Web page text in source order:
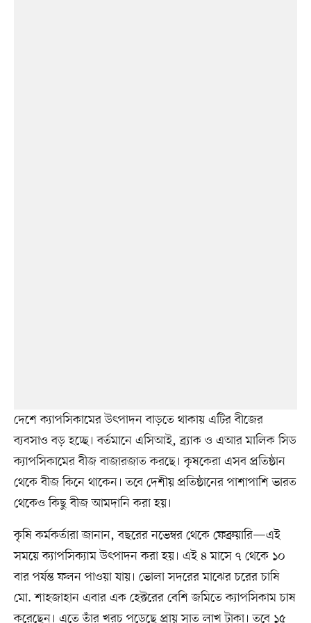
দেশে ক্যাপসিকামের উৎপাদন বাড়তে থাকায় এটির বীজের
ব্যবসাও বড় হচ্ছে। বর্তমানে এসিআই, ব্র্যাক ও এআর মালিক সিড
ক্যাপসিকামের বীজ বাজারজাত করছে। কৃষকেরা এসব প্রতিষ্ঠান
থেকে বীজ কিনে থাকেন। তবে দেশীয় প্রতিষ্ঠানের পাশাপাশি ভারত
থেকেও কিছু বীজ আমদানি করা হয়।
কৃষি কর্মকর্তারা জানান, বছরের নভেম্বর থেকে ফেব্রুয়ারি—এই
সময়ে ক্যাপসিক্যাম উৎপাদন করা হয়। এই ৪ মাসে ৭ থেকে ১০
বার পর্যন্ত ফলন পাওয়া যায়। ভোলা সদরের মাঝের চরের চাষি
মো. শাহজাহান এবার এক হেক্টরের বেশি জমিতে ক্যাপসিকাম চাষ
করেছেন। এতে তাঁর খরচ পড়েছে প্রায় সাত লাখ টাকা। তবে ১৫